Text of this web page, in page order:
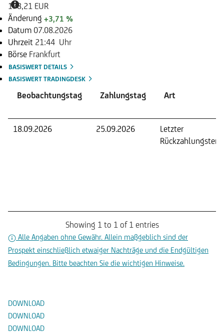
178,21 EUR
Änderung +3,71 %
Datum 07.08.2026
Uhrzeit 21:44 Uhr
Börse Frankfurt
BASISWERT DETAILS
BASISWERT TRADINGDESK
Beobachtungstag Zahlungstag Art
18.09.2026 25.09.2026
Letzter
Showing 1 to 1 of 1 entries
Alle Angaben ohne Gewähr. Allein maßgeblich sind der
Prospekt einschließlich etwaiger Nachträge und die Endgültigen
Bedingungen. Bitte beachten Sie die wichtigen Hinweise.
DOWNLOAD
DOWNLOAD
DOWNLOAD